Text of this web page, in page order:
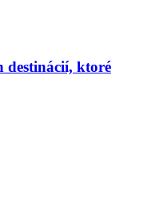
destinácií, ktoré